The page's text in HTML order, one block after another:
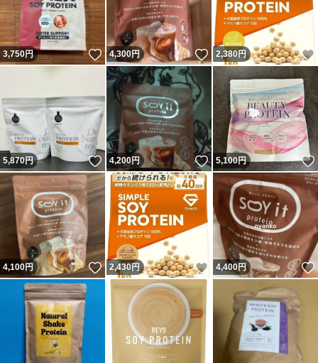
3,750円 いいね！
4,300円 いいね！
2,380円
5,870円 いいね！
4,200円 いいね！
5,100円
4,100円 いいね！
2,430円 いいね！
4,400円